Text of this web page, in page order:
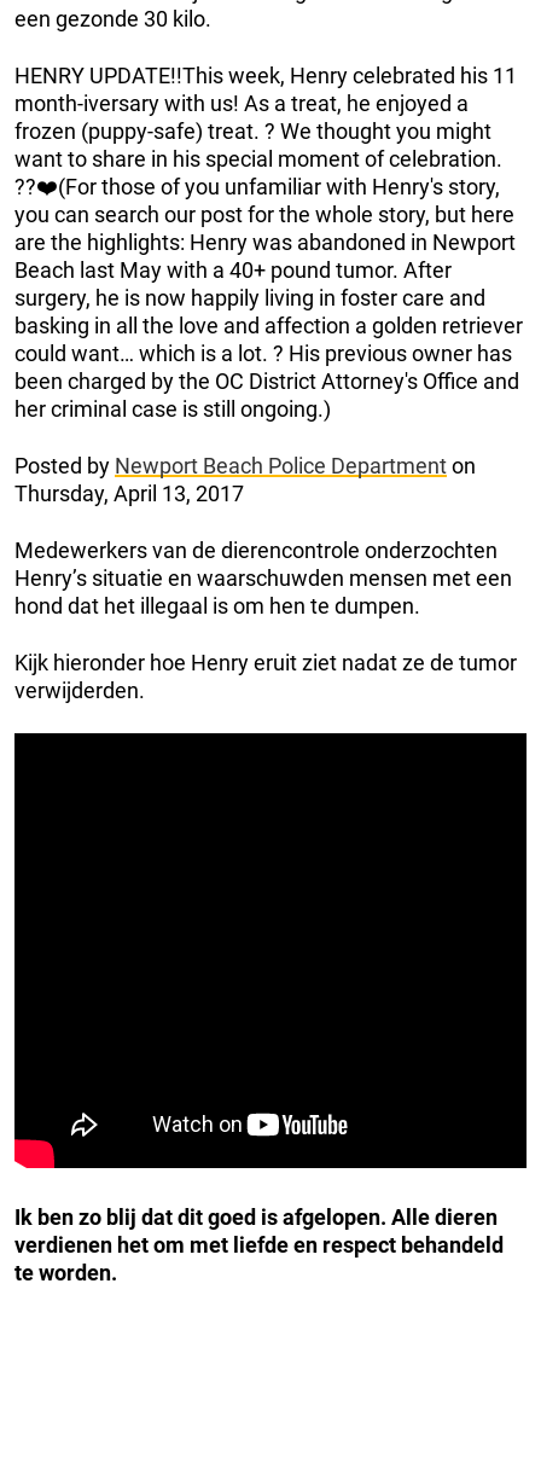
een gezonde 30 kilo.
HENRY UPDATE!!This week, Henry celebrated his 11
month-iversary with us! As a treat, he enjoyed a
frozen (puppy-safe) treat. ? We thought you might
want to share in his special moment of celebration.
??❤️️(For those of you unfamiliar with Henry's story,
you can search our post for the whole story, but here
are the highlights: Henry was abandoned in Newport
Beach last May with a 40+ pound tumor. After
surgery, he is now happily living in foster care and
basking in all the love and affection a golden retriever
could want… which is a lot. ? His previous owner has
been charged by the OC District Attorney's Office and
her criminal case is still ongoing.)
Posted by Newport Beach Police Departmenton
Thursday, April 13, 2017
Medewerkers van de dierencontrole onderzochten
Henry’s situatie en waarschuwden mensen met een
hond dat het illegaal is om hen te dumpen.
Kijk hieronder hoe Henry eruit ziet nadat ze de tumor
verwijderden.
Ik ben zo blij dat dit goed is afgelopen. Alle dieren
verdienen het om met liefde en respect behandeld
te worden.